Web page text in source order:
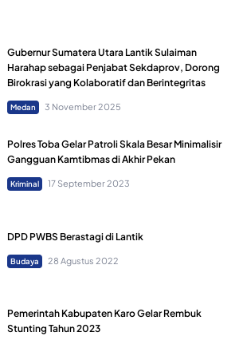
Gubernur Sumatera Utara Lantik Sulaiman
Harahap sebagai Penjabat Sekdaprov, Dorong
Birokrasi yang Kolaboratif dan Berintegritas
Medan 3 November 2025
Polres Toba Gelar Patroli Skala Besar Minimalisir
Gangguan Kamtibmas di Akhir Pekan
Kriminal 17 September 2023
DPD PWBS Berastagi di Lantik
Budaya 28 Agustus 2022
Pemerintah Kabupaten Karo Gelar Rembuk
Stunting Tahun 2023